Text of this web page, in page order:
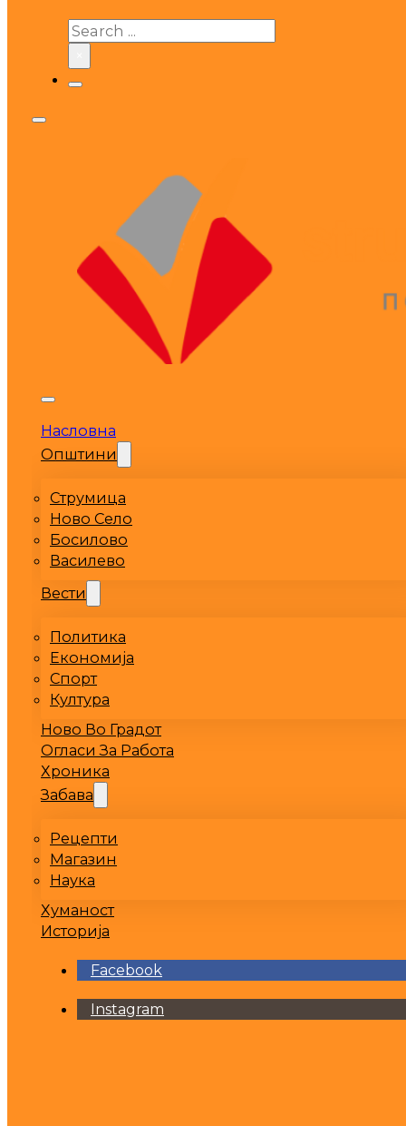
Search
Насловна
Општини
Струмица
Ново Село
Босилово
Василево
Вести
Политика
Економија
Спорт
Култура
Ново Во Градот
Огласи За Работа
Хроника
Забава
Рецепти
Магазин
Наука
Хуманост
Историја
Facebook
Instagram